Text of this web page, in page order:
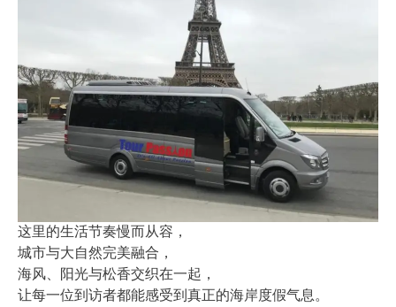
这里的生活节奏慢而从容，
城市与大自然完美融合，
海风、阳光与松香交织在一起，
让每一位到访者都能感受到真正的海岸度假气息。